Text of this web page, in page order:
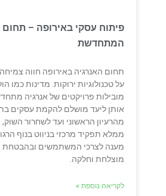
פיתוח עסקי באירופה – תחום
המתחדשת
תחום האנרגיה באירופה חווה
על טכנולוגיות ירוקות. מדינות כמו
מובילות פרויקטים של אנרגיה
אותן ליעד מושלם להקמת עסקים
מהרעיון הראשוני ועד לשחרור
ממלא תפקיד מרכזי בניווט בנוף
מענה לצרכי המשתמשים
מוצלחת וחלקה.
לקריאה נוספת »